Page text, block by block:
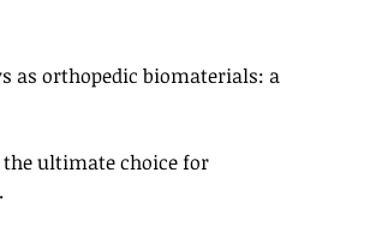
as orthopedic biomaterials: a
the ultimate choice for